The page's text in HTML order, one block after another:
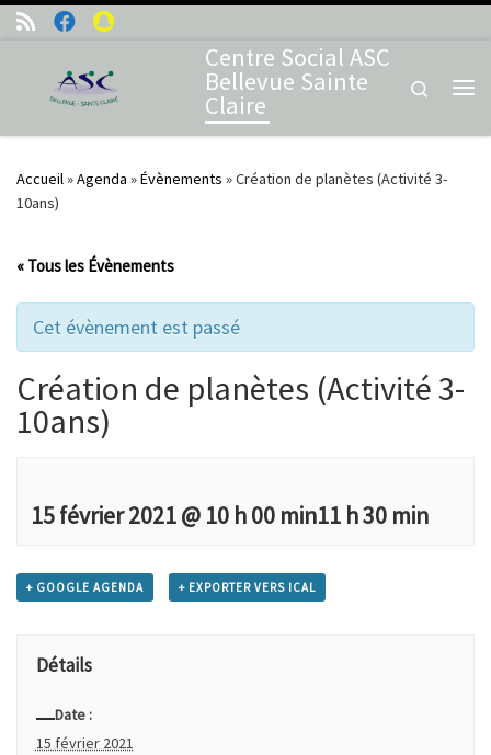
Skip to content
Centre Social ASC
Bellevue Sainte
Claire
Search
Accueil»Agenda »Évènements »Création de planètes (Activité 3-
10ans)
« Tous les Évènements
Cet évènement est passé
Création de planètes (Activité 3-
10ans)
15 février 2021 @ 10 h 00 min11 h 30 min
+ GOOGLE AGENDA + EXPORTER VERS ICAL
Détails
Date :
15 février 2021